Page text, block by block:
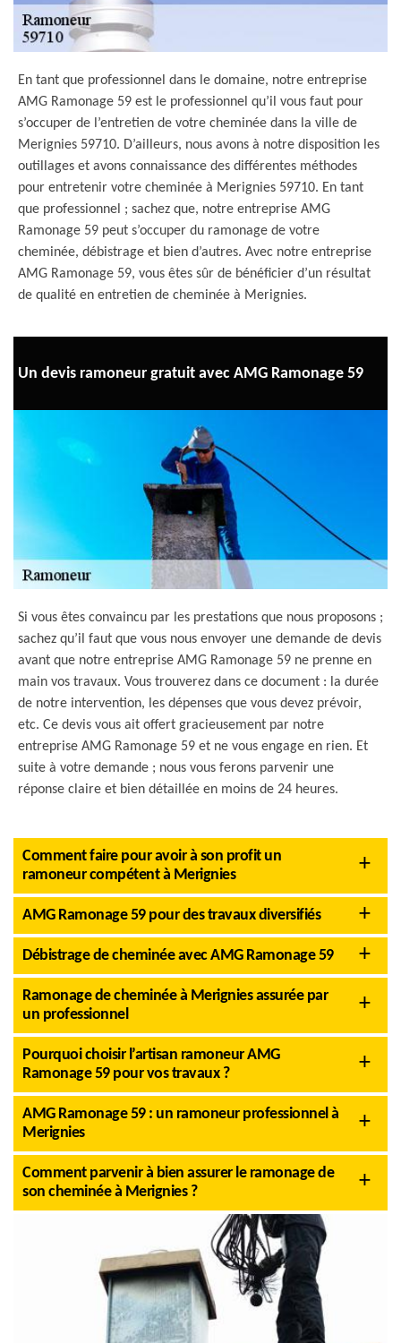
En tant que professionnel dans le domaine, notre entreprise
AMG Ramonage 59 est le professionnel qu’il vous faut pour
s’occuper de l’entretien de votre cheminée dans la ville de
Merignies 59710. D’ailleurs, nous avons à notre disposition les
outillages et avons connaissance des différentes méthodes
pour entretenir votre cheminée à Merignies 59710. En tant
que professionnel ; sachez que, notre entreprise AMG
Ramonage 59 peut s’occuper du ramonage de votre
cheminée, débistrage et bien d’autres. Avec notre entreprise
AMG Ramonage 59, vous êtes sûr de bénéficier d’un résultat
de qualité en entretien de cheminée à Merignies.
Un devis ramoneur gratuit avec AMG Ramonage 59
Si vous êtes convaincu par les prestations que nous proposons ;
sachez qu’il faut que vous nous envoyer une demande de devis
avant que notre entreprise AMG Ramonage 59 ne prenne en
main vos travaux. Vous trouverez dans ce document : la durée
de notre intervention, les dépenses que vous devez prévoir,
etc. Ce devis vous ait offert gracieusement par notre
entreprise AMG Ramonage 59 et ne vous engage en rien. Et
suite à votre demande ; nous vous ferons parvenir une
réponse claire et bien détaillée en moins de 24 heures.
Comment faire pour avoir à son profit un
ramoneur compétent à Merignies
AMG Ramonage 59 pour des travaux diversifiés
Débistrage de cheminée avec AMG Ramonage 59
Ramonage de cheminée à Merignies assurée par
un professionnel
Pourquoi choisir l’artisan ramoneur AMG
Ramonage 59 pour vos travaux ?
AMG Ramonage 59 : un ramoneur professionnel à
Merignies
Comment parvenir à bien assurer le ramonage de
son cheminée à Merignies ?